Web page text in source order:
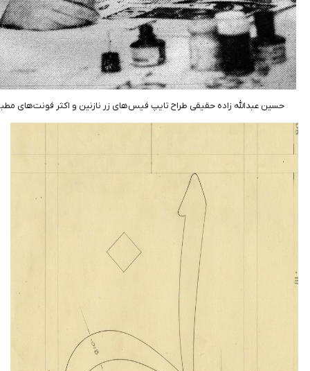
زاده حقیقی طراح تایپ فیس‌های زر نازنین و اکثر فونت‌های مطبوعات ایرانی